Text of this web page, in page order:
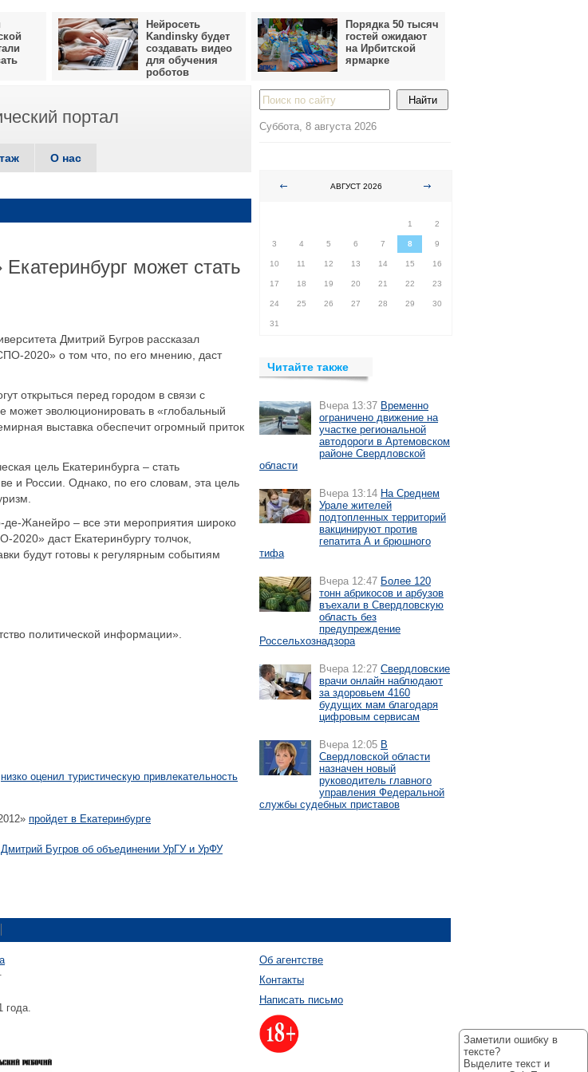
Нейросеть
Kandinsky будет
создавать видео
для обучения
роботов
Порядка 50 тысяч
гостей ожидают
на Ирбитской
ярмарке
портал
О нас
может стать
Дмитрий Бугров рассказал
2020» о том что, по его мнению, даст
открыться перед городом в связи с
может эволюционировать в «глобальный
выставка обеспечит огромный приток
цель Екатеринбурга – стать
и России. Однако, по его словам, эта цель
де-Жанейро – все эти мероприятия широко
даст Екатеринбургу толчок,
будут готовы к регулярным событиям
политической информации».
низко оценил туристическую привлекательность
пройдет в Екатеринбурге
Дмитрий Бугров об объединении УрГУ и УрФУ
Суббота, 8 августа 2026
АВГУСТ 2026
1
2
3 4 5 6 7 8 9
10 11 12 13 14 15 16
17 18 19 20 21 22 23
24 25 26 27 28 29 30
31
Читайте также
Вчера 13:37 Временно
ограничено движение на
участке региональной
автодороги в Артемовском
районе Свердловской
области
Вчера 13:14 На Среднем
Урале жителей
подтопленных территорий
вакцинируют против
гепатита А и брюшного
тифа
Вчера 12:47 Более 120
тонн абрикосов и арбузов
въехали в Свердловскую
область без
предупреждение
Россельхознадзора
Вчера 12:27 Свердловские
врачи онлайн наблюдают
за здоровьем 4160
будущих мам благодаря
цифровым сервисам
Вчера 12:05 В
Свердловской области
назначен новый
руководитель главного
управления Федеральной
службы судебных приставов
года.
Об агентстве
Контакты
Написать письмо
Заметили ошибку в
тексте?
Выделите текст и